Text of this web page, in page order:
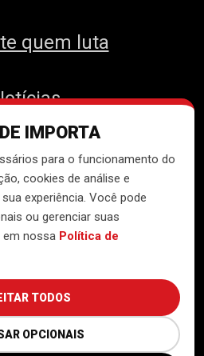
IMPORTA
para o funcionamento do
cookies de análise e
experiência. Você pode
ou gerenciar suas
em nossa Política de
TODOS
OPCIONAIS
quem luta
peloNúcleo de
do MTST